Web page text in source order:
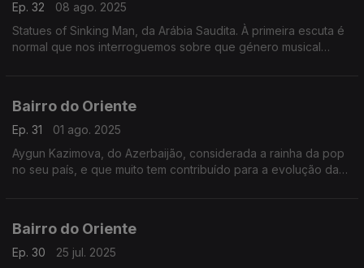
Ep. 32
08 ago. 2025
Statues of Sinking Man, da Arábia Saudita. À primeira escuta é
normal que nos interroguemos sobre que género musical
Bairro do Oriente
Ep. 31
01 ago. 2025
Aygun Kazimova, do Azerbaijão, considerada a rainha da pop
no seu país, e que muito tem contribuído para a evolução da
Bairro do Oriente
Ep. 30
25 jul. 2025